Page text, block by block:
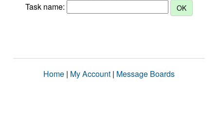
Task name:
Home | My Account | Message Boards